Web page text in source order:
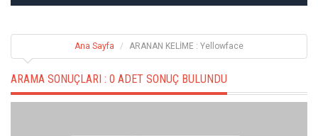
Ana Sayfa ARANAN KELİME : Yellowface
ARAMA SONUÇLARI : 0 ADET SONUÇ BULUNDU